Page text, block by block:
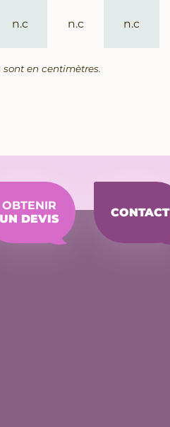
n.c n.c n.c
sont en centimètres.
OBTENIR
UN DEVIS
CONTACT